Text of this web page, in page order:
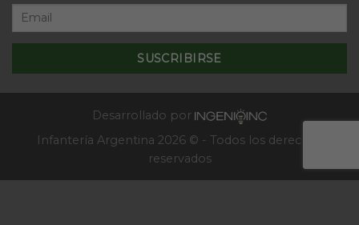
cursos
de
Escuela
de
Desarrollado por
Infantería Argentina 2026 © - Todos los derechos
reservados